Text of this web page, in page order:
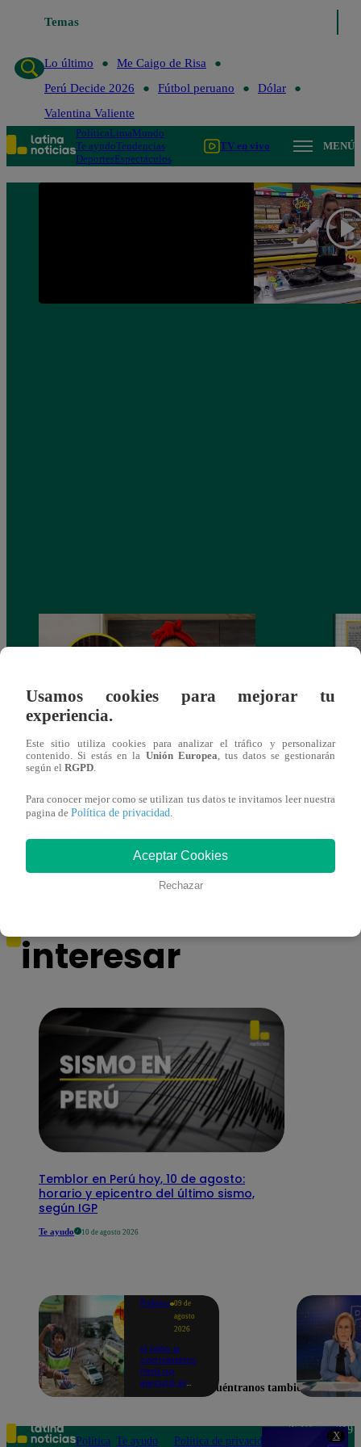
X
Temas
Lo último
Me Caigo de Risa
Perú Decide 2026
Fútbol peruano
Dólar
Valentina Valiente
PolíticaLimaMundo
Te ayudoTendencias
DeportesEspectáculos
TV en vivo MENÚ
¿Por qué Nelly Rossinelli se volvió viral
También te puede
interesar
Temblor en Perú hoy, 10 de agosto:
horario y epicentro del último sismo,
según IGP
Te ayudo 10 de agosto 2026
Política 09 de
agosto
2026
El Niño a
contrarreloj:
Perú no
ejecutó el
inundaciones
en puntos
Usamos cookies para mejorar tu
experiencia.
Este sitio utiliza cookies para analizar el tráfico y personalizar
contenido. Si estás en la Unión Europea, tus datos se gestionarán
según el RGPD.
Para conocer mejor como se utilizan tus datos te invitamos leer nuestra
pagina de Política de privacidad.
Aceptar Cookies
Rechazar
Encuéntranos también en
Política Te ayudo Política de privacidad
Teléfono: 219